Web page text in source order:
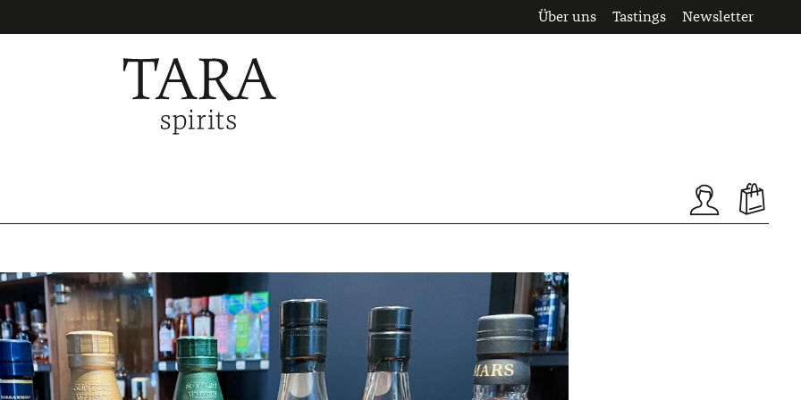
Über uns Tastings Newsletter